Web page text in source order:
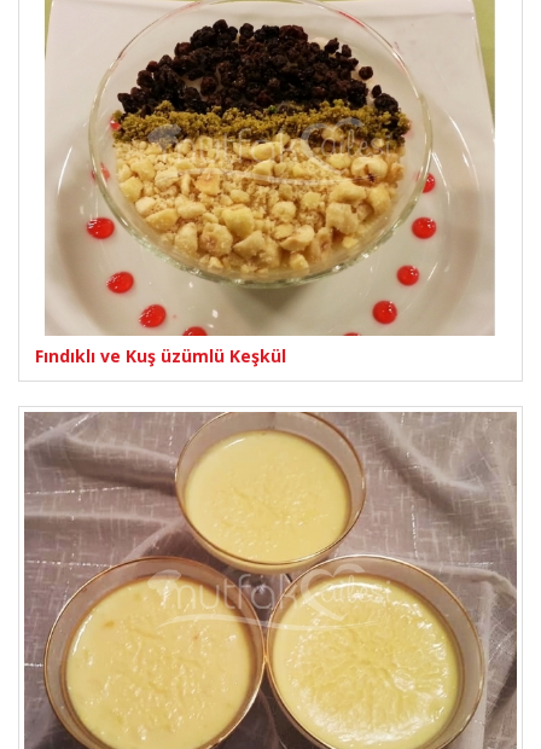
Fındıklı ve Kuş üzümlü Keşkül